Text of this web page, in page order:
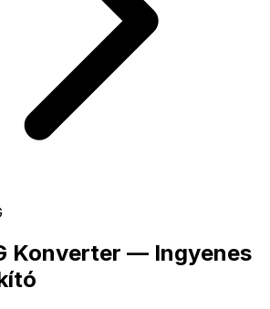
Konverter — Ingyenes